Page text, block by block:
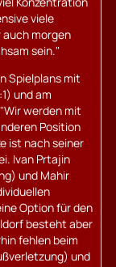
viele
auch morgen
sein."
Spielplans mit
und am
werden mit
Position
ist nach seiner
Ivan Prtajin
und Mahir
Option für den
besteht aber
fehlen beim
und